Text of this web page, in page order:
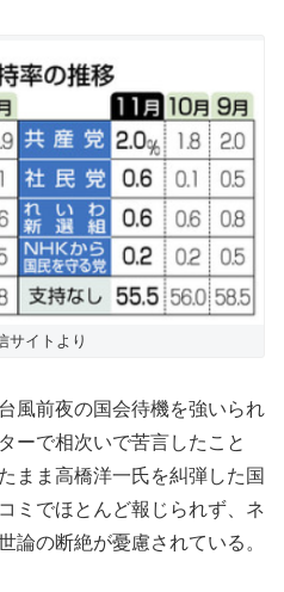
サイトより
風前夜の国会待機を強いられ
ーで相次いで苦言したこと
まま高橋洋一氏を糾弾した国
ミでほとんど報じられず、ネ
論の断絶が憂慮されている。